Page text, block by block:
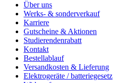
Über uns
Werks- & sonderverkauf
Karriere
Gutscheine & Aktionen
Studierendenrabatt
Kontakt
Bestellablauf
Versandkosten & Lieferung
Elektrogeräte / batteriegesetz